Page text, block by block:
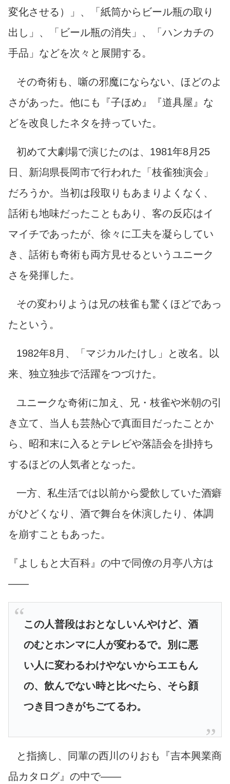
変化させる）」、「紙筒からビール瓶の取り
出し」、「ビール瓶の消失」、「ハンカチの
手品」などを次々と展開する。
その奇術も、噺の邪魔にならない、ほどのよ
さがあった。他にも『子ほめ』『道具屋』な
どを改良したネタを持っていた。
初めて大劇場で演じたのは、1981年8月25
日、新潟県長岡市で行われた「枝雀独演会」
だろうか。当初は段取りもあまりよくなく、
話術も地味だったこともあり、客の反応はイ
マイチであったが、徐々に工夫を凝らしてい
き、話術も奇術も両方見せるというユニーク
さを発揮した。
その変わりようは兄の枝雀も驚くほどであっ
たという。
1982年8月、「マジカルたけし」と改名。以
来、独立独歩で活躍をつづけた。
ユニークな奇術に加え、兄・枝雀や米朝の引
き立て、当人も芸熱心で真面目だったことか
ら、昭和末に入るとテレビや落語会を掛持ち
するほどの人気者となった。
一方、私生活では以前から愛飲していた酒癖
がひどくなり、酒で舞台を休演したり、体調
を崩すこともあった。
『よしもと大百科』の中で同僚の月亭八方は
――
この人普段はおとなしいんやけど、酒
のむとホンマに人が変わるで。別に悪
い人に変わるわけやないからエエもん
の、飲んでない時と比べたら、そら顔
つき目つきがちごてるわ。
と指摘し、同輩の西川のりおも『吉本興業商
品カタログ』の中で――